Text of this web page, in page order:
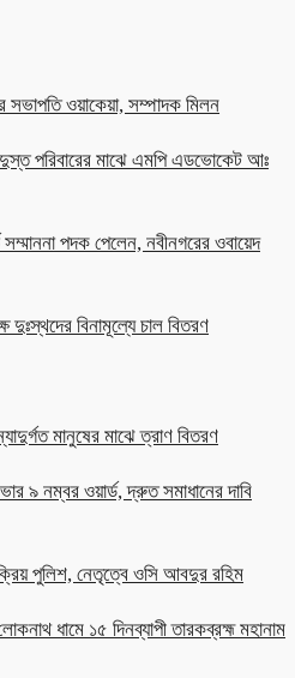
সভাপতি ওয়াকেয়া, সম্পাদক মিলন
পরিবারের মাঝে এমপি এডভোকেট আঃ
পদক পেলেন, নবীনগরের ওবায়েদ
দুঃস্থদের বিনামূল্যে চাল বিতরণ
মানুষের মাঝে ত্রাণ বিতরণ
৯ নম্বর ওয়ার্ড, দ্রুত সমাধানের দাবি
পুলিশ, নেতৃত্বে ওসি আবদুর রহিম
ধামে ১৫ দিনব্যাপী তারকব্রহ্ম মহানাম